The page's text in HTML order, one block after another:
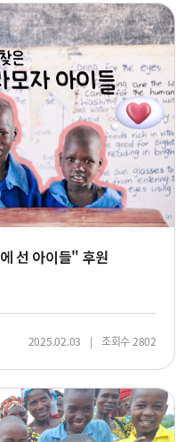
선 아이들" 후원
2025.02.03 조회수 2802